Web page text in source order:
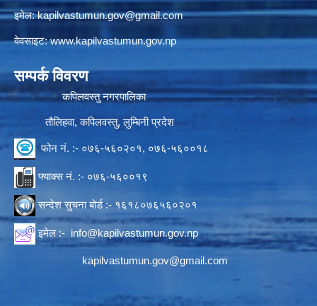
इमेल:kapilvastumun.gov@gmail.com
वेवसाइट:www.kapilvastumun.gov.np
सम्पर्क विवरण
कपिलवस्तु नगरपालिका
तौलिहवा, कपिलवस्तु, लुम्बिनी प्रदेश
फोन नं. :- ०७६-५६०२०१, ०७६-५६००१८
फ्याक्स नं. :- ०७६-५६००१९
सन्देश सुचना बोर्ड :- १६१८०७६५६०२०१
इमेल :- info@kapilvastumun.gov.np
kapilvastumun.gov@gmail.com